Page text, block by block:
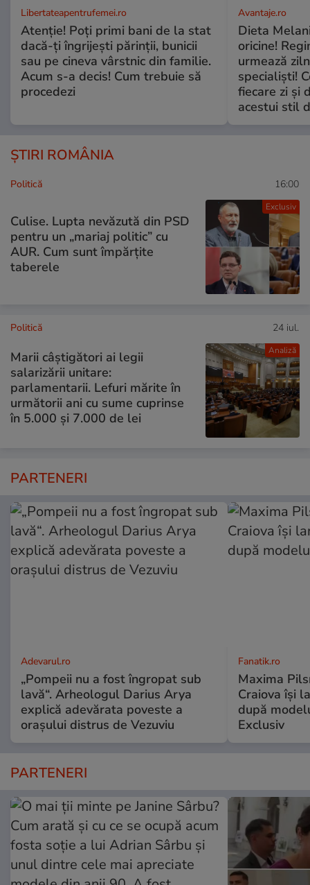
Libertateapentrufemei.ro
Atenție! Poți primi bani de la stat
dacă-ți îngrijești părinții, bunicii
sau pe cineva vârstnic din familie.
Acum s-a decis! Cum trebuie să
procedezi
Avantaje.ro
Dieta
oricine!
urmează
specialiști!
fiecare zi și
acestui stil
ȘTIRI ROMÂNIA
Exclusiv
Politică 16:00
Culise. Lupta nevăzută din PSD
pentru un „mariaj politic” cu
AUR. Cum sunt împărțite
taberele
Analiză
Politică 24 iul.
Marii câștigători ai legii
salarizării unitare:
parlamentarii. Lefuri mărite în
următorii ani cu sume cuprinse
în 5.000 și 7.000 de lei
PARTENERI
Adevarul.ro
„Pompeii nu a fost îngropat sub
lavă“. Arheologul Darius Arya
explică adevărata poveste a
orașului distrus de Vezuviu
Fanatik.ro
Maxima
Craiova își
după
Exclusiv
PARTENERI